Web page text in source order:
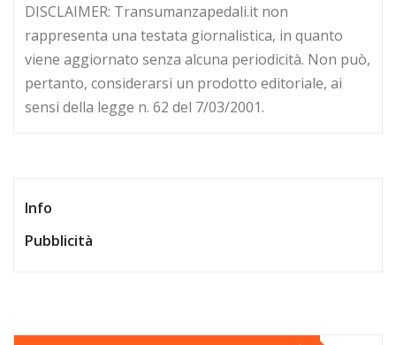
DISCLAIMER: Transumanzapedali.it non
rappresenta una testata giornalistica, in quanto
viene aggiornato senza alcuna periodicità. Non può,
pertanto, considerarsi un prodotto editoriale, ai
sensi della legge n. 62 del 7/03/2001.
Info
Pubblicità